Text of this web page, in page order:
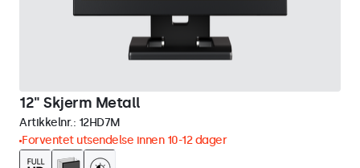
12" Skjerm Metall
Artikkelnr.: 12HD7M
Forventet utsendelse innen 10-12 dager